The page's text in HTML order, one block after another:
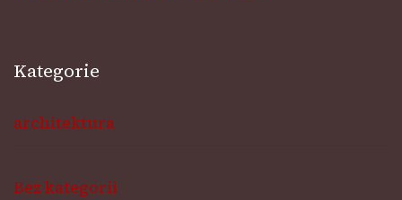
Kategorie
architektura
Bez kategorii